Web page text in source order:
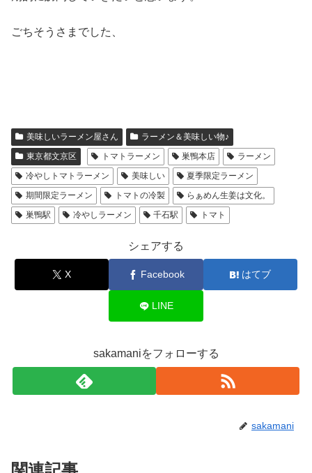
ごちそうさまでした、
美味しいラーメン屋さん
ラーメン＆美味しい物♪
東京都文京区
トマトラーメン 巣鴨本店
ラーメン
冷やしトマトラーメン
美味しい
夏季限定ラーメン
期間限定ラーメン
トマトの冷製
らぁめん生姜は文化。
巣鴨駅
冷やしラーメン 千石駅 トマト
シェアする
X Facebook はてブ
LINE
sakamaniをフォローする
sakamani